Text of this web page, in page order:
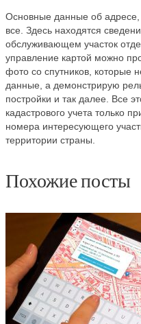
Основные данные об
все. Здесь находятся
обслуживающем участок
управление картой можно
фото со спутников, которые
данные, а демонстрирую
постройки и так далее. Все
кадастрового учета только
номера интересующего
территории страны.
Похожие посты